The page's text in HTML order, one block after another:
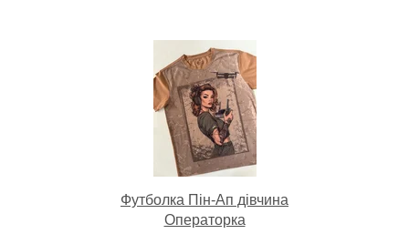
Футболка Пін-Ап дівчина
Операторка